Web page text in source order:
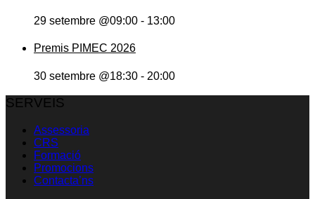
29 setembre @09:00 - 13:00
Premis PIMEC 2026
30 setembre @18:30 - 20:00
SERVEIS
Assessoria
CRS
Formació
Promocions
Contacta’ns